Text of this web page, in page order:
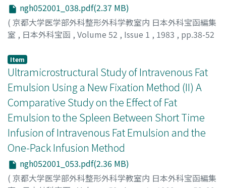
ngh052001_038.pdf(2.37 MB)
( 京都大学医学部外科整形外科学教室内 日本外科宝函編集
室 , 日本外科宝函 , Volume 52 , Issue 1 , 1983 , pp.38-52
MIKI, KIICHIRO
Item
Ultramicrostructural Study of Intravenous Fat
Emulsion Using a New Fixation Method (II) A
Comparative Study on the Effect of Fat
Emulsion to the Spleen Between Short Time
Infusion of Intravenous Fat Emulsion and the
One-Pack Infusion Method
ngh052001_053.pdf(2.36 MB)
( 京都大学医学部外科整形外科学教室内 日本外科宝函編集